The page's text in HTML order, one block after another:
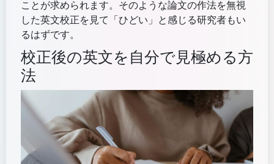
ことが求められます。そのような論文の作法を無視
した英文校正を見て「ひどい」と感じる研究者もい
るはずです。
校正後の英文を自分で見極める方
法